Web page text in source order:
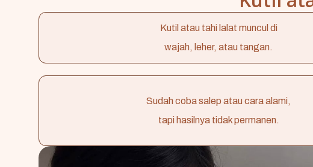
Kutil atau tahi lalat muncul di
wajah, leher, atau tangan.
Sudah coba salep atau cara alami,
tapi hasilnya tidak permanen.